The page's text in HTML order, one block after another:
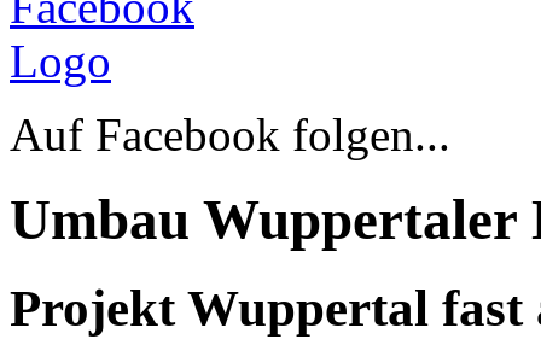
Auf Facebook folgen...
Umbau Wuppertaler
Projekt Wuppertal fast